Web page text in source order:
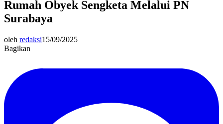
Rumah Obyek Sengketa Melalui PN
Surabaya
oleh redaksi15/09/2025
Bagikan